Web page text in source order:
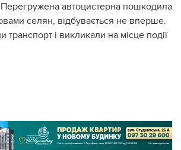
Перегружена автоцистерна пошкодила
селян, відбувається не вперше.
і викликали на місце події